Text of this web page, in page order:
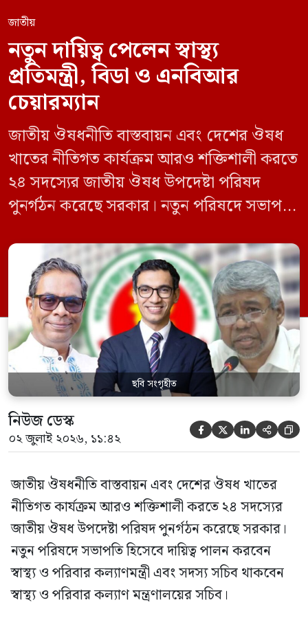
জাতীয়
নতুন দায়িত্ব পেলেন স্বাস্থ্য
প্রতিমন্ত্রী, বিডা ও এনবিআর
চেয়ারম্যান
জাতীয় ঔষধনীতি বাস্তবায়ন এবং দেশের ঔষধ
খাতের নীতিগত কার্যক্রম আরও শক্তিশালী করতে
২৪ সদস্যের জাতীয় ঔষধ উপদেষ্টা পরিষদ
পুনর্গঠন করেছে সরকার। নতুন পরিষদে সভাপতি
কল্যাণমন্ত্রী এবং সদস্য সচিব থাকবেন স্বাস্থ্য ও
পরিবার কল্যাণ মন্ত্রণালয়ের সচিব। একই সঙ্গে
স্বাস্থ্য প্রতিমন্ত্রী, বাংলাদেশ বিনিয়োগ উন্নয়ন
কর্তৃপক্ষ (বিডা)-এর নির্বাহী চেয়ারম্যান এবং
জাতীয় […]
ছবি সংগৃহীত
নিউজ ডেস্ক
০২ জুলাই ২০২৬, ১১:৪২     
জাতীয় ঔষধনীতি বাস্তবায়ন এবং দেশের ঔষধ খাতের
নীতিগত কার্যক্রম আরও শক্তিশালী করতে ২৪ সদস্যের
জাতীয় ঔষধ উপদেষ্টা পরিষদ পুনর্গঠন করেছে সরকার।
নতুন পরিষদে সভাপতি হিসেবে দায়িত্ব পালন করবেন
স্বাস্থ্য ও পরিবার কল্যাণমন্ত্রী এবং সদস্য সচিব থাকবেন
স্বাস্থ্য ও পরিবার কল্যাণ মন্ত্রণালয়ের সচিব।